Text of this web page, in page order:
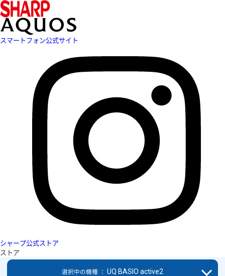
スマートフォン公式サイト
シャープ公式ストア
ストア
選択中の機種 ： UQ BASIO active2